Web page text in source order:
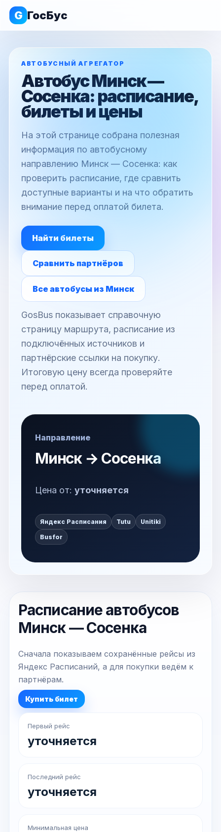
G ГосБус
АВТОБУСНЫЙ АГРЕГАТОР
Автобус Минск —
Сосенка: расписание,
билеты и цены
На этой странице собрана полезная
информация по автобусному
направлению Минск — Сосенка: как
проверить расписание, где сравнить
доступные варианты и на что обратить
внимание перед оплатой билета.
Найти билеты
Сравнить партнёров
Все автобусы из Минск
GosBus показывает справочную
страницу маршрута, расписание из
подключённых источников и
партнёрские ссылки на покупку.
Итоговую цену всегда проверяйте
перед оплатой.
Направление
Минск → Сосенка
Цена от: уточняется
Яндекс Расписания Tutu Unitiki
Busfor
Расписание автобусов
Минск — Сосенка
Сначала показываем сохранённые рейсы из
Яндекс Расписаний, а для покупки ведём к
партнёрам.
Купить билет
Первый рейс
уточняется
Последний рейс
уточняется
Минимальная цена